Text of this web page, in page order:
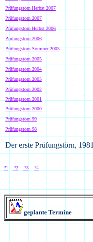
Prüfungstörn Herbst 2007
Prüfungstörn 2007
Prüfungstörn Herbst 2006
Prüfungstörn 2006
Prüfungstörn Sommer 2005
Prüfungstörn 2005
Prüfungstörn 2004
Prüfungstörn 2003
Prüfungstörn 2002
Prüfungstörn 2001
Prüfungstörn 2000
Prüfungstörn 99
Prüfungstörn 98
Der erste Prüfungstörn, 1981
?1 ?2 ?3 ?4
geplante Termine